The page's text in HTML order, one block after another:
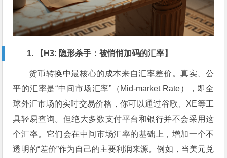
1. 【H3: 隐形杀手：被悄悄加码的汇率】
货币转换中最核心的成本来自汇率差价。真实、公
平的汇率是“中间市场汇率”（Mid-market Rate），即全
球外汇市场的实时交易价格，你可以通过谷歌、XE等工
具轻易查询。但绝大多数支付平台和银行并不会采用这
个汇率。它们会在中间市场汇率的基础上，增加一个不
透明的“差价”作为自己的主要利润来源。例如，当美元兑